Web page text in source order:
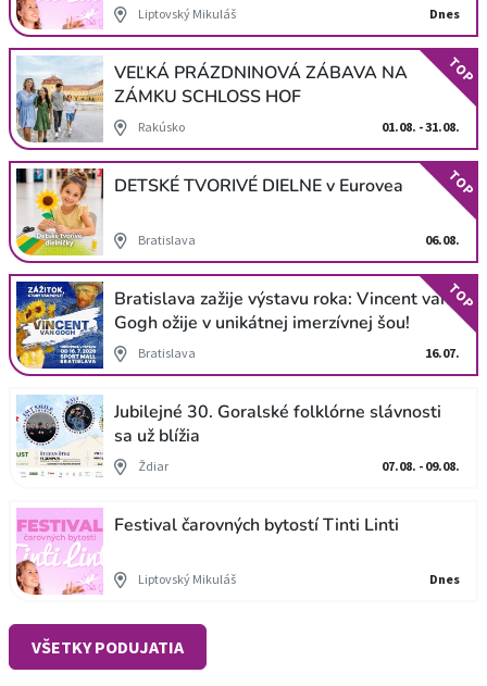
Liptovský Mikuláš Dnes
VEĽKÁ PRÁZDNINOVÁ ZÁBAVA NA
ZÁMKU SCHLOSS HOF
Rakúsko 01.08. - 31.08.
TOP
DETSKÉ TVORIVÉ DIELNE v Eurovea
Bratislava 06.08.
TOP
Bratislava zažije výstavu roka: Vincent van
Gogh ožije v unikátnej imerzívnej šou!
Bratislava 16.07.
TOP
Jubilejné 30. Goralské folklórne slávnosti
sa už blížia
Ždiar 07.08. - 09.08.
Festival čarovných bytostí Tinti Linti
Liptovský Mikuláš Dnes
VŠETKY PODUJATIA